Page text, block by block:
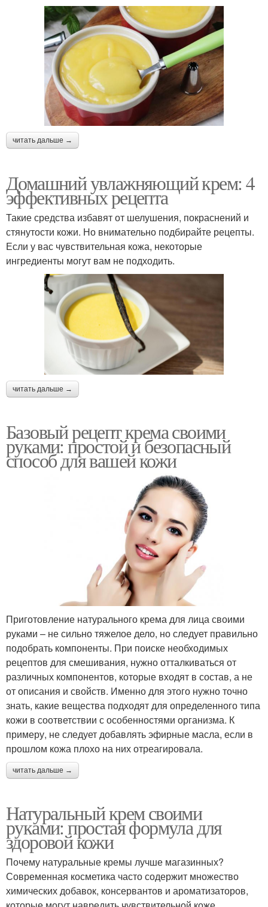
читать дальше →
Домашний увлажняющий крем: 4
эффективных рецепта
Такие средства избавят от шелушения, покраснений и
стянутости кожи. Но внимательно подбирайте рецепты.
Если у вас чувствительная кожа, некоторые
ингредиенты могут вам не подходить.
читать дальше →
Базовый рецепт крема своими
руками: простой и безопасный
способ для вашей кожи
Приготовление натурального крема для лица своими
руками – не сильно тяжелое дело, но следует правильно
подобрать компоненты. При поиске необходимых
рецептов для смешивания, нужно отталкиваться от
различных компонентов, которые входят в состав, а не
от описания и свойств. Именно для этого нужно точно
знать, какие вещества подходят для определенного типа
кожи в соответствии с особенностями организма. К
примеру, не следует добавлять эфирные масла, если в
прошлом кожа плохо на них отреагировала.
читать дальше →
Натуральный крем своими
руками: простая формула для
здоровой кожи
Почему натуральные кремы лучше магазинных?
Современная косметика часто содержит множество
химических добавок, консервантов и ароматизаторов,